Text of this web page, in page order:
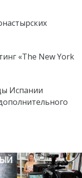
«The New York
Испании